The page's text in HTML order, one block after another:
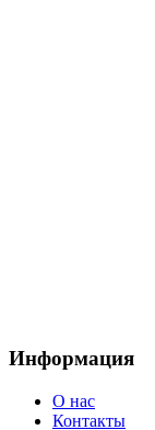
Информация
О нас
Контакты